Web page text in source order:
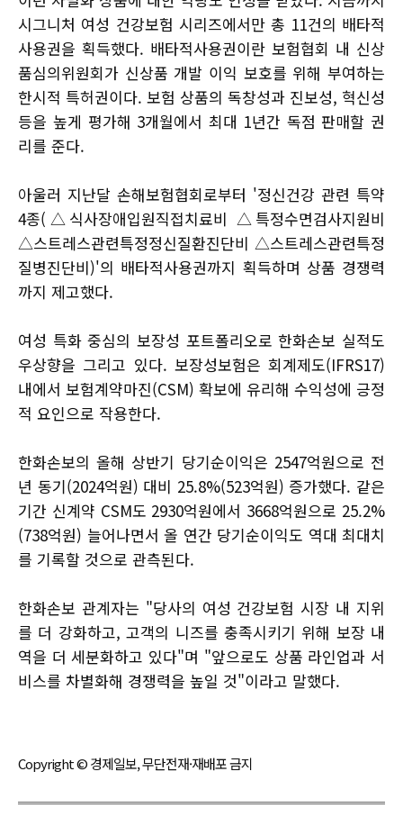
시그니처 여성 건강보험 시리즈에서만 총 11건의 배타적
사용권을 획득했다. 배타적사용권이란 보험협회 내 신상
품심의위원회가 신상품 개발 이익 보호를 위해 부여하는
한시적 특허권이다. 보험 상품의 독창성과 진보성, 혁신성
등을 높게 평가해 3개월에서 최대 1년간 독점 판매할 권
리를 준다.
아울러 지난달 손해보험협회로부터 '정신건강 관련 특약
4종(△식사장애입원직접치료비 △특정수면검사지원비
△스트레스관련특정정신질환진단비 △스트레스관련특정
질병진단비)'의 배타적사용권까지 획득하며 상품 경쟁력
까지 제고했다.
여성 특화 중심의 보장성 포트폴리오로 한화손보 실적도
우상향을 그리고 있다. 보장성보험은 회계제도(IFRS17)
내에서 보험계약마진(CSM) 확보에 유리해 수익성에 긍정
적 요인으로 작용한다.
한화손보의 올해 상반기 당기순이익은 2547억원으로 전
년 동기(2024억원) 대비 25.8%(523억원) 증가했다. 같은
기간 신계약 CSM도 2930억원에서 3668억원으로 25.2%
(738억원) 늘어나면서 올 연간 당기순이익도 역대 최대치
를 기록할 것으로 관측된다.
한화손보 관계자는 "당사의 여성 건강보험 시장 내 지위
를 더 강화하고, 고객의 니즈를 충족시키기 위해 보장 내
역을 더 세분화하고 있다"며 "앞으로도 상품 라인업과 서
비스를 차별화해 경쟁력을 높일 것"이라고 말했다.
Copyright © 경제일보, 무단전재·재배포 금지